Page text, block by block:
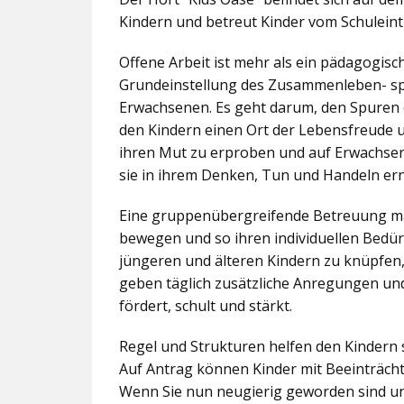
Kindern und betreut Kinder vom
Offene Arbeit ist mehr als ein
Grundeinstellung des Zusammenleben-
Erwachsenen. Es geht darum, den
den Kindern einen Ort der Lebensfreude
ihren Mut zu erproben und auf
sie in ihrem Denken, Tun und Handeln
Eine gruppenübergreifende Betreuung
bewegen und so ihren individuellen
jüngeren und älteren Kindern zu
geben täglich zusätzliche Anregungen
fördert, schult und stärkt.
Regel und Strukturen helfen den
Auf Antrag können Kinder mit
Wenn Sie nun neugierig geworden sind